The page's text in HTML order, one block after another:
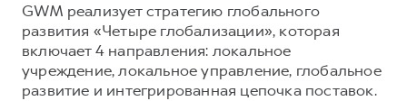
GWM реализует стратегию глобального
развития «Четыре глобализации», которая
включает 4 направления: локальное
учреждение, локальное управление, глобальное
развитие и интегрированная цепочка поставок.